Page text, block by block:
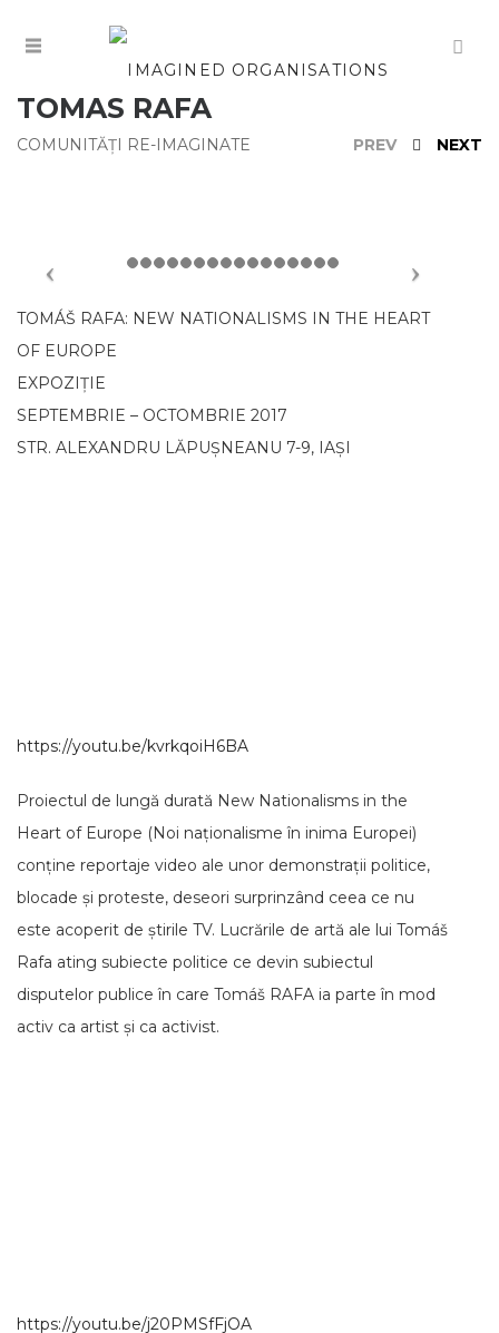
TOMAS RAFA
COMUNITĂȚI RE-IMAGINATE PREV NEXT
TOMÁŠ RAFA: NEW NATIONALISMS IN THE HEART
OF EUROPE
EXPOZIȚIE
SEPTEMBRIE – OCTOMBRIE 2017
STR. ALEXANDRU LĂPUȘNEANU 7-9, IAȘI
https://youtu.be/kvrkqoiH6BA
Proiectul de lungă durată New Nationalisms in the
Heart of Europe (Noi naționalisme în inima Europei)
conține reportaje video ale unor demonstrații politice,
blocade și proteste, deseori surprinzând ceea ce nu
este acoperit de știrile TV. Lucrările de artă ale lui Tomáš
Rafa ating subiecte politice ce devin subiectul
disputelor publice în care Tomáš RAFA ia parte în mod
activ ca artist și ca activist.
https://youtu.be/j20PMSfFjOA